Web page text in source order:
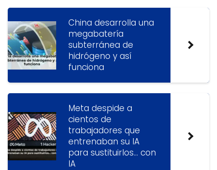
China desarrolla una
megabatería
subterránea de
hidrógeno y así
funciona
Meta despide a
cientos de
trabajadores que
entrenaban su IA
para sustituirlos… con
IA